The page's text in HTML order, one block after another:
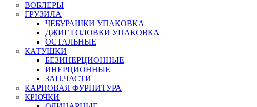
ВОБЛЕРЫ
ГРУЗИЛА
ЧЕБУРАШКИ УПАКОВКА
ДЖИГ ГОЛОВКИ УПАКОВКА
ОСТАЛЬНЫЕ
КАТУШКИ
БЕЗИНЕРЦИОННЫЕ
ИНЕРЦИОННЫЕ
ЗАП.ЧАСТИ
КАРПОВАЯ ФУРНИТУРА
КРЮЧКИ